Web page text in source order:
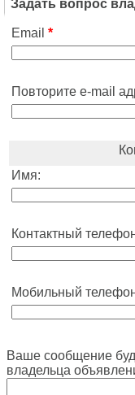
Задать вопрос
Email *
Повторите e-mail
Имя:
Контактный
Мобильный
Ваше сообщение
владельца